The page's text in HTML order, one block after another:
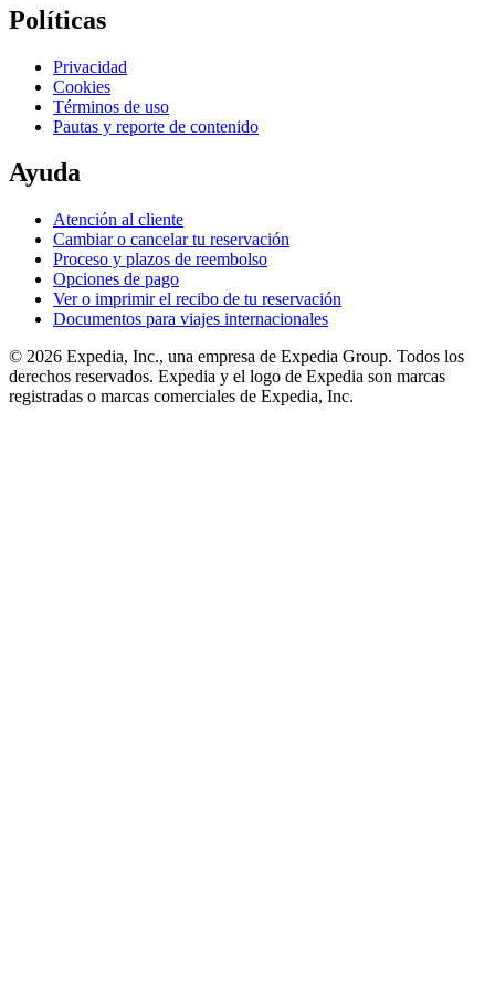
Políticas
Privacidad
Cookies
Términos de uso
Pautas y reporte de contenido
Ayuda
Atención al cliente
Cambiar o cancelar tu reservación
Proceso y plazos de reembolso
Opciones de pago
Ver o imprimir el recibo de tu reservación
Documentos para viajes internacionales
© 2026 Expedia, Inc., una empresa de Expedia Group. Todos los
derechos reservados. Expedia y el logo de Expedia son marcas
registradas o marcas comerciales de Expedia, Inc.